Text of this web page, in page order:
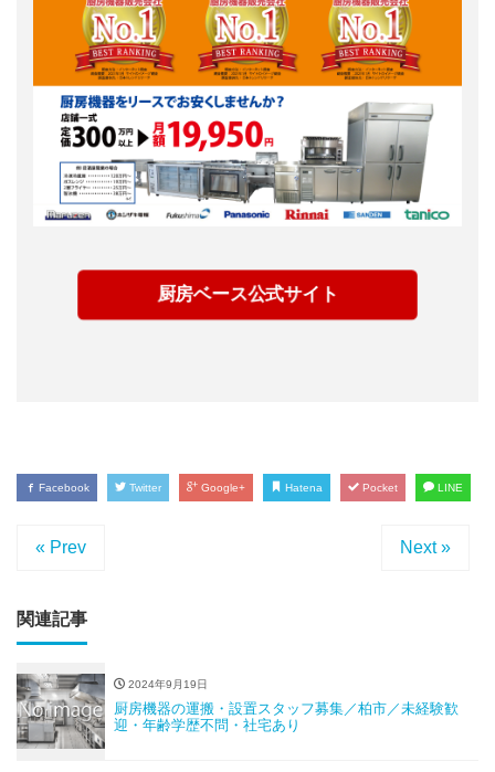
厨房ベース公式サイト
Facebook Twitter Google+ Hatena Pocket LINE
« Prev Next »
関連記事
2024年9月19日
厨房機器の運搬・設置スタッフ募集／柏市／未経験歓
迎・年齢学歴不問・社宅あり